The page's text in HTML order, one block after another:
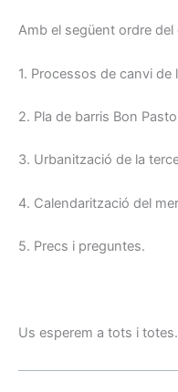
Amb el següent ordre del
1. Processos de canvi de
2. Pla de barris Bon
3. Urbanització de la
4. Calendarització del
5. Precs i preguntes.
Us esperem a tots i totes.